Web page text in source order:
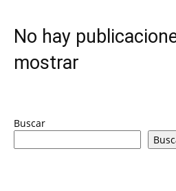
No hay
mostrar
Buscar